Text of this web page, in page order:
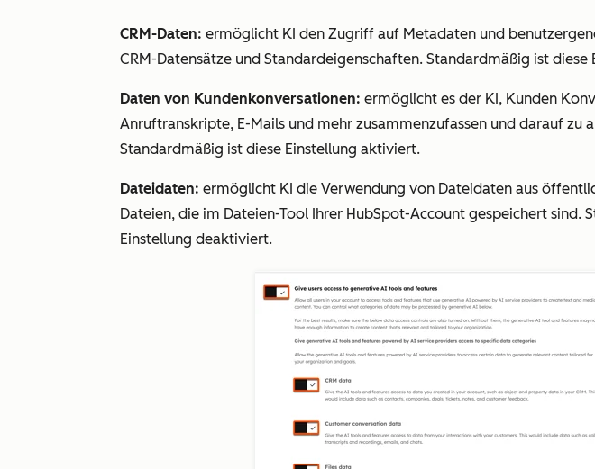
CRM-Daten: ermöglicht KI den Zugriff auf Metadaten und
CRM-Datensätze und Standardeigenschaften. Standardmäßig ist
Daten von Kundenkonversationen: ermöglicht es der KI, Kunden
Anruftranskripte, E-Mails und mehr zusammenzufassen und darauf zu
Standardmäßig ist diese Einstellung aktiviert.
Dateidaten: ermöglicht KI die Verwendung von Dateidaten aus
Dateien, die im Dateien-Tool Ihrer HubSpot-Account gespeichert sind.
Einstellung deaktiviert.